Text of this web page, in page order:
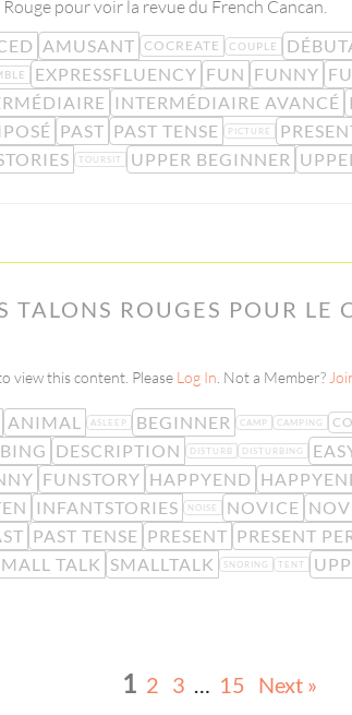
pour voir la revue du French Cancan.
AMUSANT COCREATE COUPLE
EXPRESSFLUENCY FUN FUNNY
INTERMÉDIAIRE AVANCÉ
PAST PAST TENSE PICTURE
TOURSIT UPPER BEGINNER
TALONS ROUGES POUR LE
view this content. Please Log In . Not a Member?
ANIMAL ASLEEP BEGINNER CAMP CAMPING
DESCRIPTION DISTURB DISTURBING
FUNSTORY HAPPYEND
INFANTSTORIES NOISE NOVICE
PAST TENSE PRESENT PRESENT
TALK SMALLTALK SNORING TENT
1 2 3 15 Next »